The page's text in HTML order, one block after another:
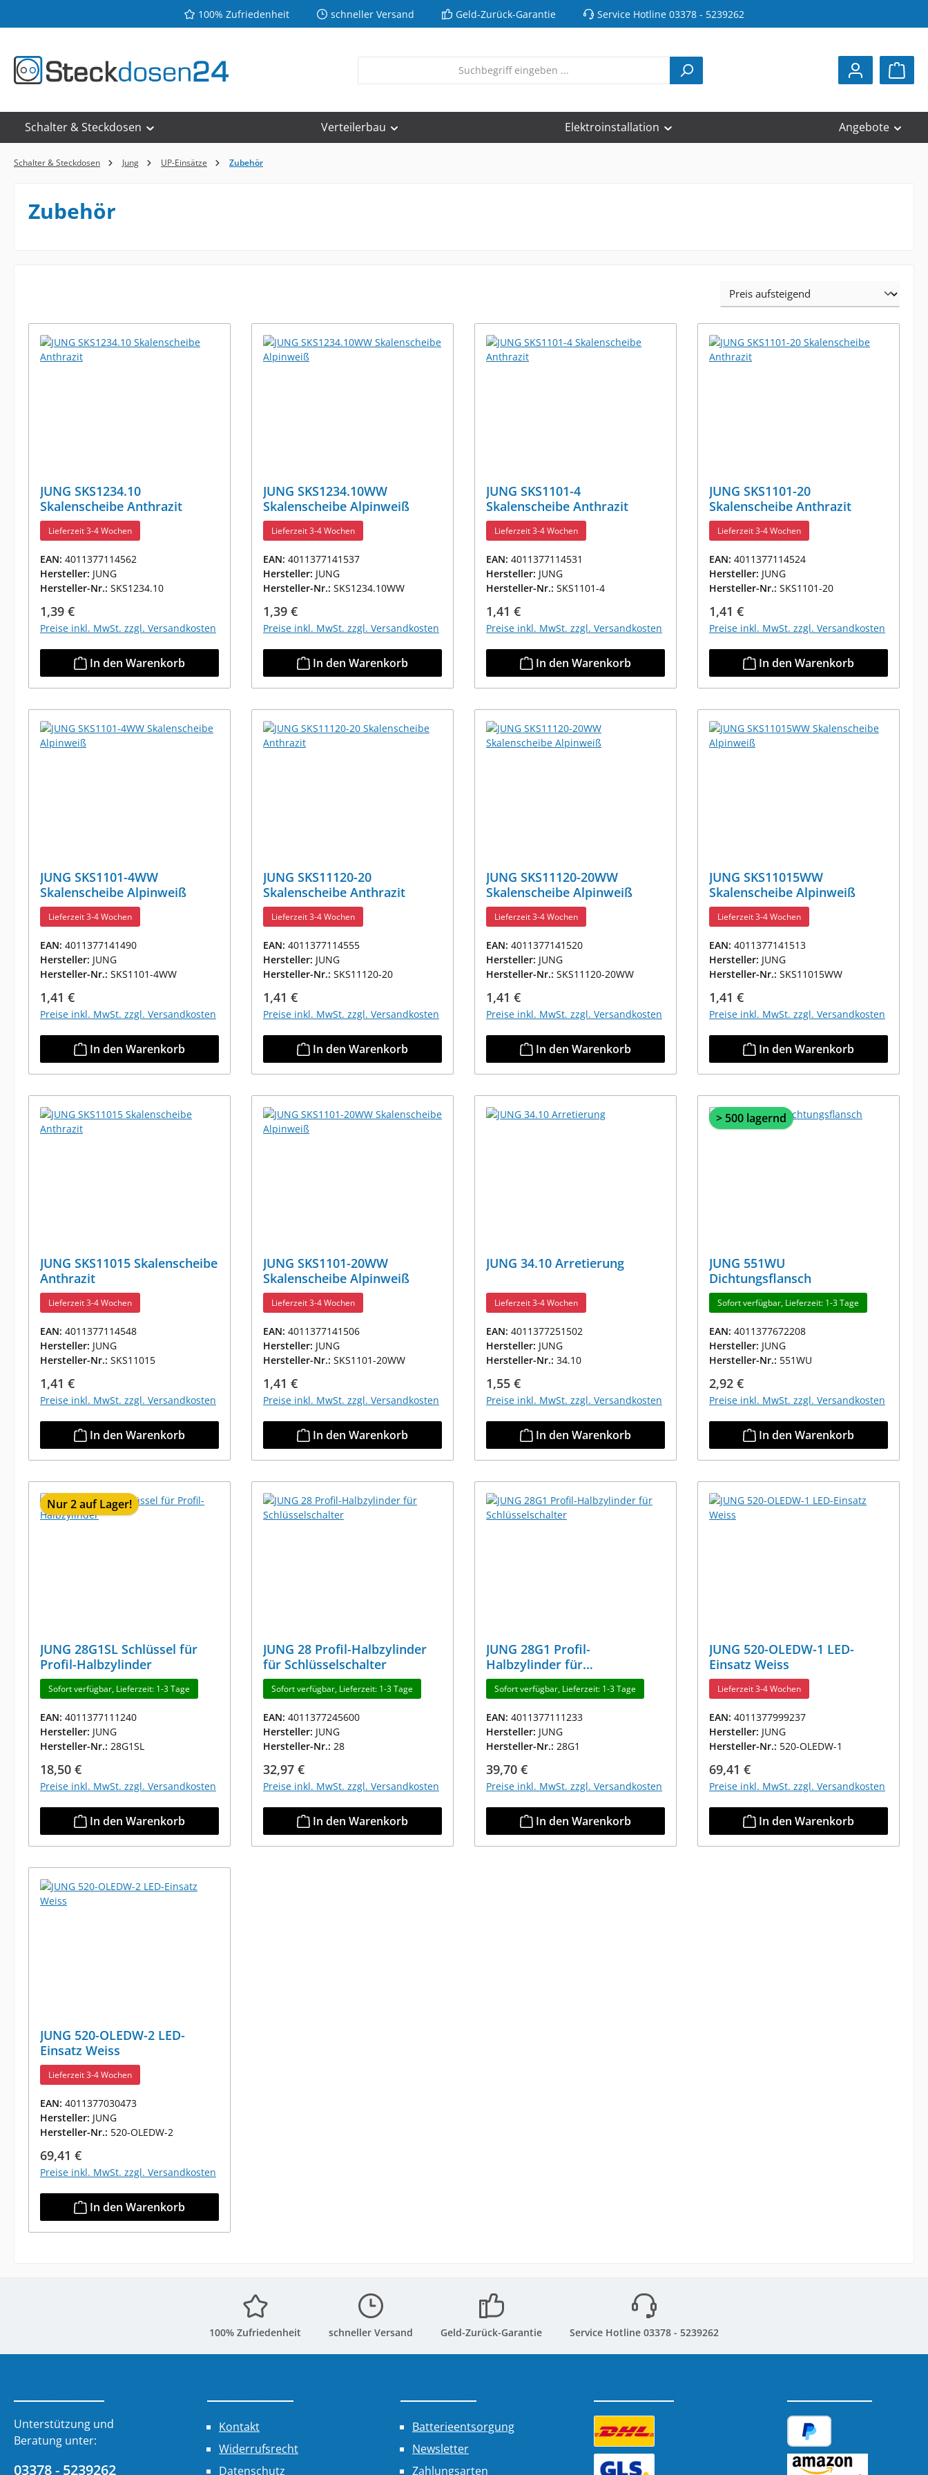
100% Zufriedenheit schneller Versand Geld-Zurück-Garantie Service Hotline 03378 - 5239262
Schalter & Steckdosen Verteilerbau Elektroinstallation Angebote
Schalter & Steckdosen Jung UP-Einsätze Zubehör
Zubehör
JUNG SKS1234.10
Skalenscheibe Anthrazit
Lieferzeit 3-4 Wochen
EAN: 4011377114562
Hersteller: JUNG
Hersteller-Nr.: SKS1234.10
Regulärer Preis:
1,39 €
Preise inkl. MwSt. zzgl. Versandkosten
In den Warenkorb
JUNG SKS1234.10WW
Skalenscheibe Alpinweiß
Lieferzeit 3-4 Wochen
EAN: 4011377141537
Hersteller: JUNG
Hersteller-Nr.: SKS1234.10WW
Regulärer Preis:
1,39 €
Preise inkl. MwSt. zzgl. Versandkosten
In den Warenkorb
JUNG SKS1101-4
Skalenscheibe Anthrazit
Lieferzeit 3-4 Wochen
EAN: 4011377114531
Hersteller: JUNG
Hersteller-Nr.: SKS1101-4
Regulärer Preis:
1,41 €
Preise inkl. MwSt. zzgl. Versandkosten
In den Warenkorb
JUNG SKS1101-20
Skalenscheibe Anthrazit
Lieferzeit 3-4 Wochen
EAN: 4011377114524
Hersteller: JUNG
Hersteller-Nr.: SKS1101-20
Regulärer Preis:
1,41 €
Preise inkl. MwSt. zzgl. Versandkosten
In den Warenkorb
JUNG SKS1101-4WW
Skalenscheibe Alpinweiß
Lieferzeit 3-4 Wochen
EAN: 4011377141490
Hersteller: JUNG
Hersteller-Nr.: SKS1101-4WW
Regulärer Preis:
1,41 €
Preise inkl. MwSt. zzgl. Versandkosten
In den Warenkorb
JUNG SKS11120-20
Skalenscheibe Anthrazit
Lieferzeit 3-4 Wochen
EAN: 4011377114555
Hersteller: JUNG
Hersteller-Nr.: SKS11120-20
Regulärer Preis:
1,41 €
Preise inkl. MwSt. zzgl. Versandkosten
In den Warenkorb
JUNG SKS11120-20WW
Skalenscheibe Alpinweiß
Lieferzeit 3-4 Wochen
EAN: 4011377141520
Hersteller: JUNG
Hersteller-Nr.: SKS11120-20WW
Regulärer Preis:
1,41 €
Preise inkl. MwSt. zzgl. Versandkosten
In den Warenkorb
JUNG SKS11015WW
Skalenscheibe Alpinweiß
Lieferzeit 3-4 Wochen
EAN: 4011377141513
Hersteller: JUNG
Hersteller-Nr.: SKS11015WW
Regulärer Preis:
1,41 €
Preise inkl. MwSt. zzgl. Versandkosten
In den Warenkorb
JUNG SKS11015 Skalenscheibe
Anthrazit
Lieferzeit 3-4 Wochen
EAN: 4011377114548
Hersteller: JUNG
Hersteller-Nr.: SKS11015
Regulärer Preis:
1,41 €
Preise inkl. MwSt. zzgl. Versandkosten
In den Warenkorb
JUNG SKS1101-20WW
Skalenscheibe Alpinweiß
Lieferzeit 3-4 Wochen
EAN: 4011377141506
Hersteller: JUNG
Hersteller-Nr.: SKS1101-20WW
Regulärer Preis:
1,41 €
Preise inkl. MwSt. zzgl. Versandkosten
In den Warenkorb
JUNG 34.10 Arretierung
Lieferzeit 3-4 Wochen
EAN: 4011377251502
Hersteller: JUNG
Hersteller-Nr.: 34.10
Regulärer Preis:
1,55 €
Preise inkl. MwSt. zzgl. Versandkosten
In den Warenkorb
> 500 lagernd
JUNG 551WU
Dichtungsflansch
Sofort verfügbar, Lieferzeit: 1-3 Tage
EAN: 4011377672208
Hersteller: JUNG
Hersteller-Nr.: 551WU
Regulärer Preis:
2,92 €
Preise inkl. MwSt. zzgl. Versandkosten
In den Warenkorb
Nur 2 auf Lager!
JUNG 28G1SL Schlüssel für
Profil-Halbzylinder
Sofort verfügbar, Lieferzeit: 1-3 Tage
EAN: 4011377111240
Hersteller: JUNG
Hersteller-Nr.: 28G1SL
Regulärer Preis:
18,50 €
Preise inkl. MwSt. zzgl. Versandkosten
In den Warenkorb
JUNG 28 Profil-Halbzylinder
für Schlüsselschalter
Sofort verfügbar, Lieferzeit: 1-3 Tage
EAN: 4011377245600
Hersteller: JUNG
Hersteller-Nr.: 28
Regulärer Preis:
32,97 €
Preise inkl. MwSt. zzgl. Versandkosten
In den Warenkorb
JUNG 28G1 Profil-
Halbzylinder für
Schlüsselschalter
Sofort verfügbar, Lieferzeit: 1-3 Tage
EAN: 4011377111233
Hersteller: JUNG
Hersteller-Nr.: 28G1
Regulärer Preis:
39,70 €
Preise inkl. MwSt. zzgl. Versandkosten
In den Warenkorb
JUNG 520-OLEDW-1 LED-
Einsatz Weiss
Lieferzeit 3-4 Wochen
EAN: 4011377999237
Hersteller: JUNG
Hersteller-Nr.: 520-OLEDW-1
Regulärer Preis:
69,41 €
Preise inkl. MwSt. zzgl. Versandkosten
In den Warenkorb
JUNG 520-OLEDW-2 LED-
Einsatz Weiss
Lieferzeit 3-4 Wochen
EAN: 4011377030473
Hersteller: JUNG
Hersteller-Nr.: 520-OLEDW-2
Regulärer Preis:
69,41 €
Preise inkl. MwSt. zzgl. Versandkosten
In den Warenkorb
100% Zufriedenheit schneller Versand Geld-Zurück-Garantie Service Hotline 03378 - 5239262
Unterstützung und
Beratung unter:
03378 - 5239262
Kontakt
Widerrufsrecht
Datenschutz
Batterieentsorgung
Newsletter
Zahlungsarten
Benutzerdefiniertes Bild 1 PayPal